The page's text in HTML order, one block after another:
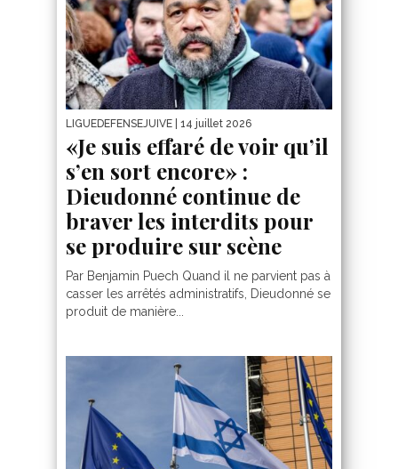
LIGUEDEFENSEJUIVE | 14 juillet 2026
«Je suis effaré de voir qu’il
s’en sort encore» :
Dieudonné continue de
braver les interdits pour
se produire sur scène
Par Benjamin Puech Quand il ne parvient pas à
casser les arrêtés administratifs, Dieudonné se
produit de manière...